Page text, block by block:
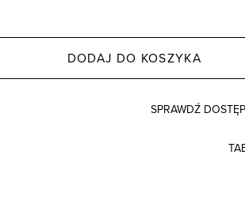
DODAJ DO KOSZYKA
SPRAWDŹ